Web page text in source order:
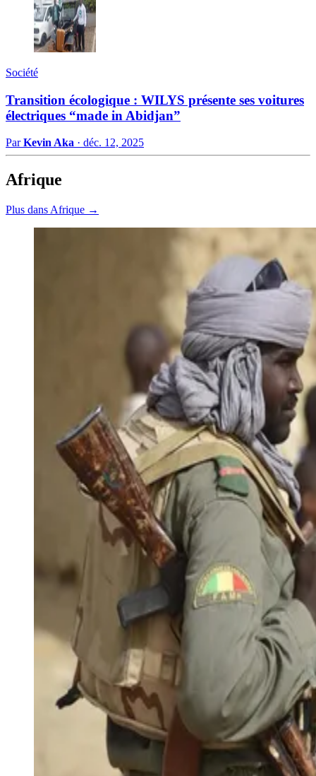
Société
Transition écologique : WILYS présente ses voitures
électriques “made in Abidjan”
ParKevin Aka · déc. 12, 2025
Afrique
Plus dans Afrique →